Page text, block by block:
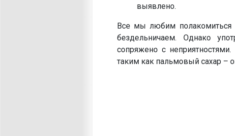
выявлено.
Все мы любим полакомиться
бездельничаем. Однако
сопряжено с
таким как пальмовый сахар –